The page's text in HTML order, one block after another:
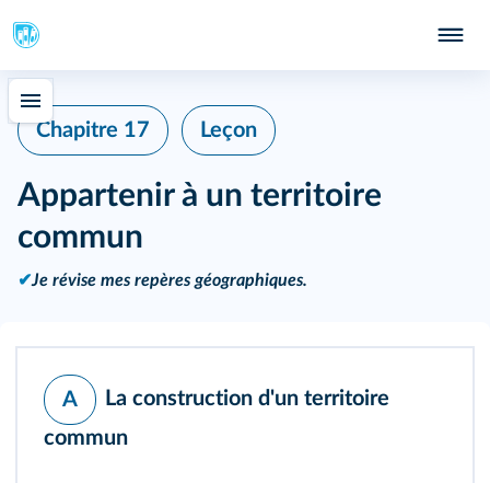
Chapitre 17 Leçon
Appartenir à un territoire
commun
✔Je révise mes repères géographiques.
A
La construction d'un territoire
commun